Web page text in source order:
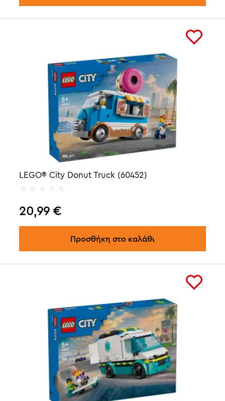
LEGO® City Donut Truck (60452)
20,99 €
Προσθήκη στο καλάθι